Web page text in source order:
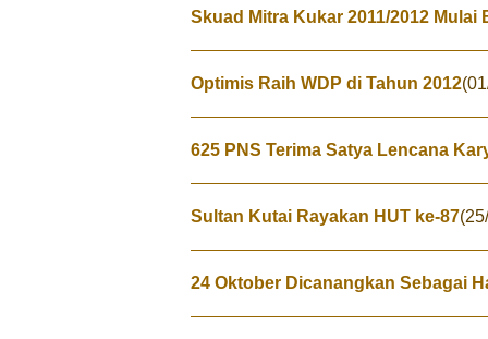
Skuad Mitra Kukar 2011/2012 Mulai
Optimis Raih WDP di Tahun 2012
625 PNS Terima Satya Lencana
Sultan Kutai Rayakan HUT ke-87
24 Oktober Dicanangkan Sebagai